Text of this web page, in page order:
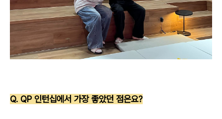
Q. QP 인턴십에서 가장 좋았던 점은요?